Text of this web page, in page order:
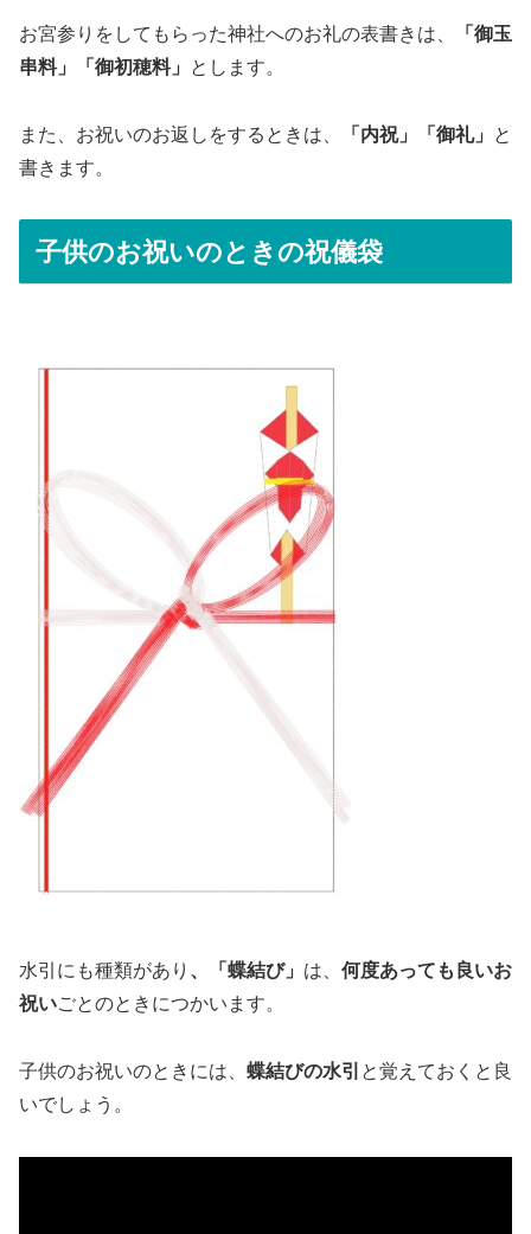
お宮参りをしてもらった神社へのお礼の表書きは、
「御玉
串料」「御初穂料」
とします。
また、お祝いのお返しをするときは、 「内祝」「御礼」
と
書きます。
子供のお祝いのときの祝儀袋
水引にも種類があり 、「蝶結び」 は、 何度あっても良いお
祝いごとのときにつかいます。
子供のお祝いのときには、 蝶結びの水引 と覚えておくと良
いでしょう。